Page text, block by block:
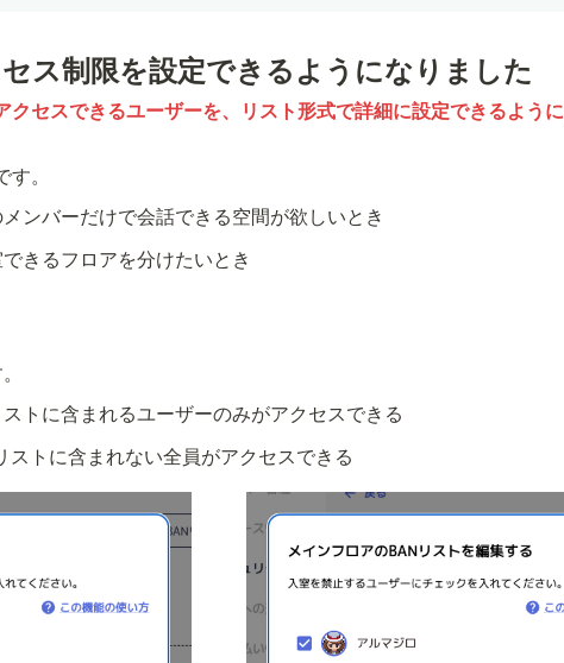
ス制限を設定できるようになりました
クセスできるユーザーを、リスト形式で詳細に設定できるように
。
ンバーだけで会話できる空間が欲しいとき
きるフロアを分けたいとき
ストに含まれるユーザーのみがアクセスできる
ストに含まれない全員がアクセスできる